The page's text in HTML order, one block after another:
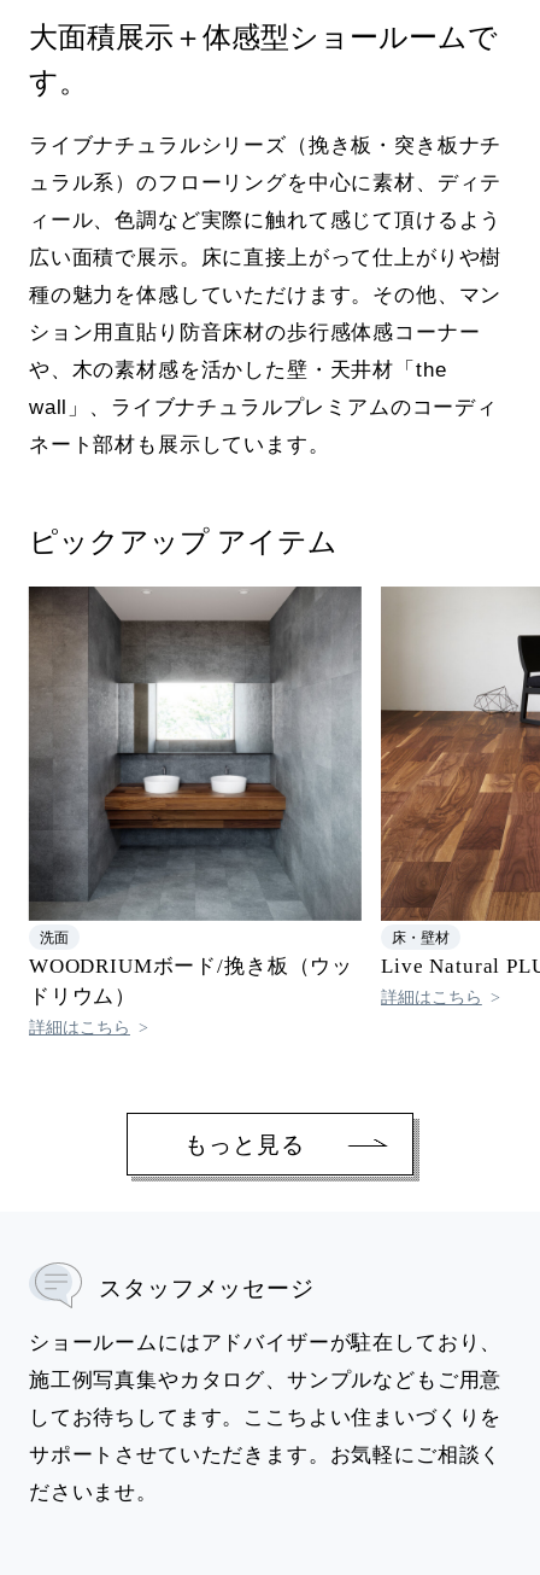
大面積展示＋体感型ショールームで
す。
ライブナチュラルシリーズ（挽き板・突き板ナチ
ュラル系）のフローリングを中心に素材、ディテ
ィール、色調など実際に触れて感じて頂けるよう
広い面積で展示。床に直接上がって仕上がりや樹
種の魅力を体感していただけます。その他、マン
ション用直貼り防音床材の歩行感体感コーナー
や、木の素材感を活かした壁・天井材「the
wall」、ライブナチュラルプレミアムのコーディ
ネート部材も展示しています。
ピックアップ アイテム
洗面
WOODRIUMボード/挽き板（ウッ
ドリウム）
詳細はこちら
床・壁材
Live Natural
詳細はこちら
もっと見る
スタッフメッセージ
ショールームにはアドバイザーが駐在しており、
施工例写真集やカタログ、サンプルなどもご用意
してお待ちしてます。ここちよい住まいづくりを
サポートさせていただきます。お気軽にご相談く
ださいませ。